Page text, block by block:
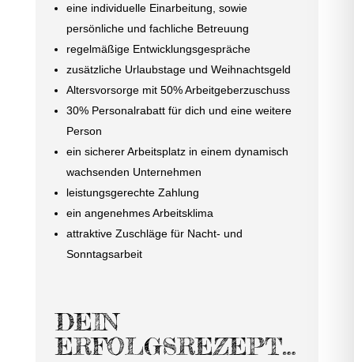
eine individuelle Einarbeitung, sowie
persönliche und fachliche Betreuung
regelmäßige Entwicklungsgespräche
zusätzliche Urlaubstage und Weihnachtsgeld
Altersvorsorge mit 50% Arbeitgeberzuschuss
30% Personalrabatt für dich und eine weitere
Person
ein sicherer Arbeitsplatz in einem dynamisch
wachsenden Unternehmen
leistungsgerechte Zahlung
ein angenehmes Arbeitsklima
attraktive Zuschläge für Nacht- und
Sonntagsarbeit
DEIN
ERFOLGSREZEPT…